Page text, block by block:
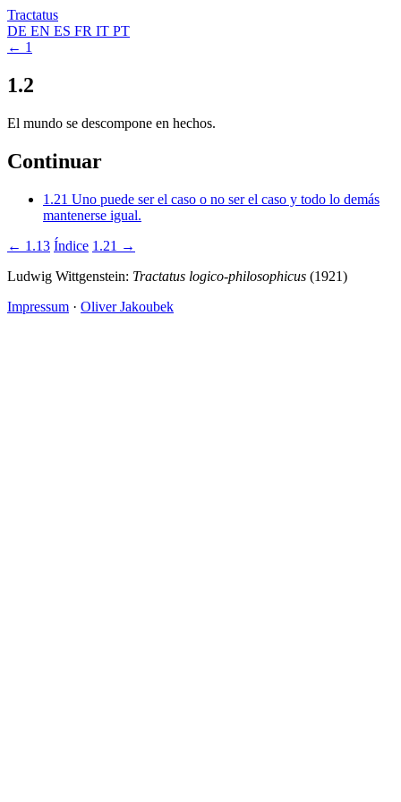
Tractatus
DE EN ES FR IT PT
← 1
1.2
El mundo se descompone en hechos.
Continuar
1.21 Uno puede ser el caso o no ser el caso y todo lo demás
mantenerse igual.
← 1.13 Índice 1.21 →
Ludwig Wittgenstein: Tractatus logico-philosophicus (1921)
Impressum · Oliver Jakoubek